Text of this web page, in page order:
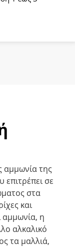
αμμωνία της
σε
στα
και
αµµωνία, η
αλκαλικό
τα μαλλιά,